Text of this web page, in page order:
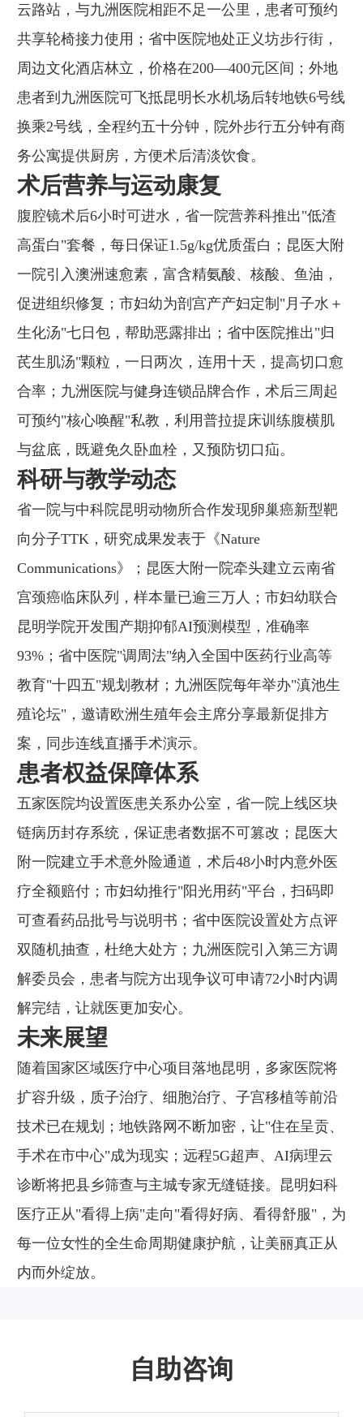
云路站，与九洲医院相距不足一公里，患者可预约
共享轮椅接力使用；省中医院地处正义坊步行街，
周边文化酒店林立，价格在200—400元区间；外地
患者到九洲医院可飞抵昆明长水机场后转地铁6号线
换乘2号线，全程约五十分钟，院外步行五分钟有商
务公寓提供厨房，方便术后清淡饮食。
术后营养与运动康复
腹腔镜术后6小时可进水，省一院营养科推出"低渣
高蛋白"套餐，每日保证1.5g/kg优质蛋白；昆医大附
一院引入澳洲速愈素，富含精氨酸、核酸、鱼油，
促进组织修复；市妇幼为剖宫产产妇定制"月子水＋
生化汤"七日包，帮助恶露排出；省中医院推出"归
芪生肌汤"颗粒，一日两次，连用十天，提高切口愈
合率；九洲医院与健身连锁品牌合作，术后三周起
可预约"核心唤醒"私教，利用普拉提床训练腹横肌
与盆底，既避免久卧血栓，又预防切口疝。
科研与教学动态
省一院与中科院昆明动物所合作发现卵巢癌新型靶
向分子TTK，研究成果发表于《Nature
Communications》；昆医大附一院牵头建立云南省
宫颈癌临床队列，样本量已逾三万人；市妇幼联合
昆明学院开发围产期抑郁AI预测模型，准确率
93%；省中医院"调周法"纳入全国中医药行业高等
教育"十四五"规划教材；九洲医院每年举办"滇池生
殖论坛"，邀请欧洲生殖年会主席分享最新促排方
案，同步连线直播手术演示。
患者权益保障体系
五家医院均设置医患关系办公室，省一院上线区块
链病历封存系统，保证患者数据不可篡改；昆医大
附一院建立手术意外险通道，术后48小时内意外医
疗全额赔付；市妇幼推行"阳光用药"平台，扫码即
可查看药品批号与说明书；省中医院设置处方点评
双随机抽查，杜绝大处方；九洲医院引入第三方调
解委员会，患者与院方出现争议可申请72小时内调
解完结，让就医更加安心。
未来展望
随着国家区域医疗中心项目落地昆明，多家医院将
扩容升级，质子治疗、细胞治疗、子宫移植等前沿
技术已在规划；地铁路网不断加密，让"住在呈贡、
手术在市中心"成为现实；远程5G超声、AI病理云
诊断将把县乡筛查与主城专家无缝链接。昆明妇科
医疗正从"看得上病"走向"看得好病、看得舒服"，为
每一位女性的全生命周期健康护航，让美丽真正从
内而外绽放。
自助咨询